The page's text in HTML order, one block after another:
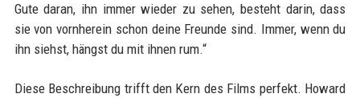
Gute daran, ihn immer wieder zu sehen, besteht darin, dass
sie von vornherein schon deine Freunde sind. Immer, wenn du
ihn siehst, hängst du mit ihnen rum.“
Diese Beschreibung trifft den Kern des Films perfekt. Howard